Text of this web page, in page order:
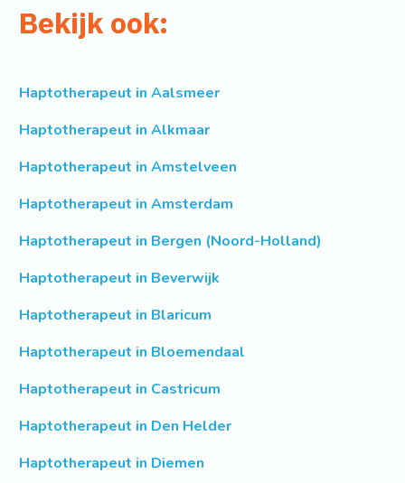
Bekijk ook:
Haptotherapeut in Aalsmeer
Haptotherapeut in Alkmaar
Haptotherapeut in Amstelveen
Haptotherapeut in Amsterdam
Haptotherapeut in Bergen (Noord-Holland)
Haptotherapeut in Beverwijk
Haptotherapeut in Blaricum
Haptotherapeut in Bloemendaal
Haptotherapeut in Castricum
Haptotherapeut in Den Helder
Haptotherapeut in Diemen